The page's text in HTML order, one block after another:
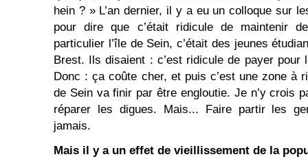
hein ? » L’an dernier, il y a eu un colloque sur
pour dire que c’était ridicule de maintenir
particulier l’île de Sein, c’était des jeunes
Brest. Ils disaient : c’est ridicule de payer pour
Donc : ça coûte cher, et puis c’est une zone à
de Sein va finir par être engloutie. Je n’y crois
réparer les digues. Mais... Faire partir les
jamais.
Mais il y a un effet de vieillissement de la